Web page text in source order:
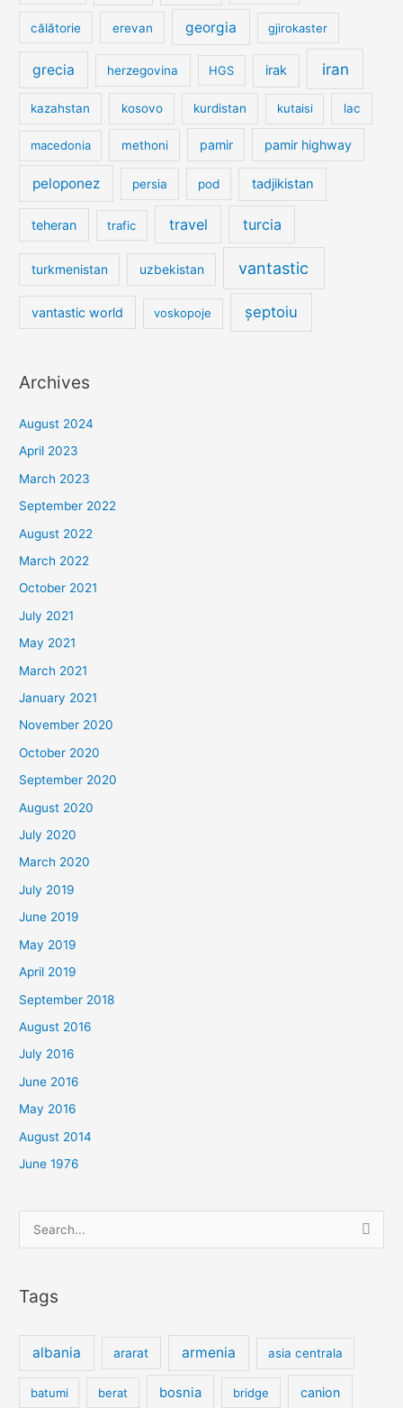
călătorie erevan georgia gjirokaster
grecia herzegovina HGS irak iran
kazahstan kosovo kurdistan kutaisi lac
macedonia methoni pamir pamir highway
peloponez persia pod tadjikistan
teheran trafic travel turcia
turkmenistan uzbekistan vantastic
vantastic world voskopoje șeptoiu
Archives
August 2024
April 2023
March 2023
September 2022
August 2022
March 2022
October 2021
July 2021
May 2021
March 2021
January 2021
November 2020
October 2020
September 2020
August 2020
July 2020
March 2020
July 2019
June 2019
May 2019
April 2019
September 2018
August 2016
July 2016
June 2016
May 2016
August 2014
June 1976
Search
for:
Tags
albania ararat armenia asia centrala
batumi berat bosnia bridge canion